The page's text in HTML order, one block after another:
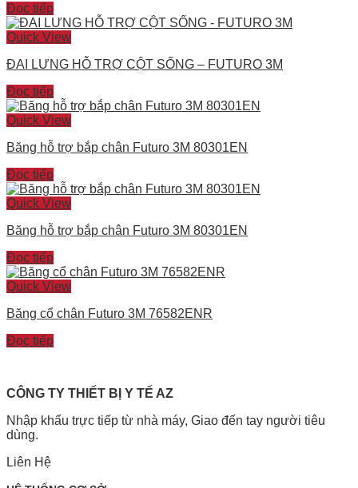
Đọc tiếp
Quick View
ĐAI LƯNG HỖ TRỢ CỘT SỐNG – FUTURO 3M
Đọc tiếp
Quick View
Băng hỗ trợ bắp chân Futuro 3M 80301EN
Đọc tiếp
Quick View
Băng hỗ trợ bắp chân Futuro 3M 80301EN
Đọc tiếp
Quick View
Băng cổ chân Futuro 3M 76582ENR
Đọc tiếp
CÔNG TY THIẾT BỊ Y TẾ AZ
Nhập khẩu trực tiếp từ nhà máy, Giao đến tay người tiêu
dùng.
Liên Hệ